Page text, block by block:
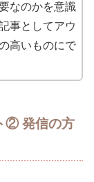
なのかを意識
事としてアウ
高いものにで
② 発信の方